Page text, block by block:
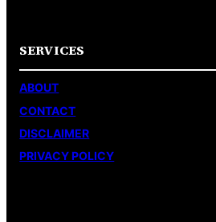
SERVICES
ABOUT
CONTACT
DISCLAIMER
PRIVACY POLICY